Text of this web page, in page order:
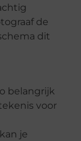
de
dit
belangrijk
voor
je